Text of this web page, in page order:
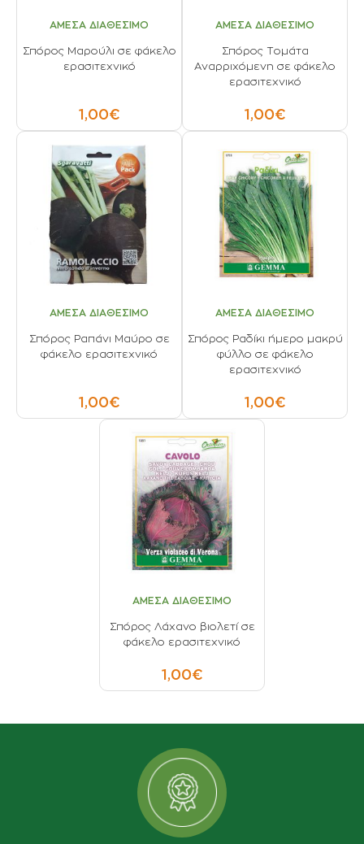
ΑΜΕΣΑ ΔΙΑΘΕΣΙΜΟ
Σπόρος Μαρούλι σε φάκελο
ερασιτεχνικό
1,00€
ΑΜΕΣΑ ΔΙΑΘΕΣΙΜΟ
Σπόρος Τομάτα
Αναρριχόμενη σε φάκελο
ερασιτεχνικό
1,00€
ΑΜΕΣΑ ΔΙΑΘΕΣΙΜΟ
Σπόρος Ραπάνι Μαύρο σε
φάκελο ερασιτεχνικό
1,00€
ΑΜΕΣΑ ΔΙΑΘΕΣΙΜΟ
Σπόρος Ραδίκι ήμερο μακρύ
φύλλο σε φάκελο
ερασιτεχνικό
1,00€
ΑΜΕΣΑ ΔΙΑΘΕΣΙΜΟ
Σπόρος Λάχανο βιολετί σε
φάκελο ερασιτεχνικό
1,00€